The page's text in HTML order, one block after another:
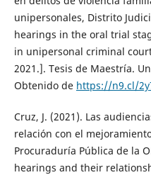
unipersonales, Distrito
hearings in the oral trial
in unipersonal criminal
2021.]. Tesis de Maestría.
Obtenido de https://n9.cl/
Cruz, J. (2021). Las
relación con el
Procuraduría Pública de la
hearings and their